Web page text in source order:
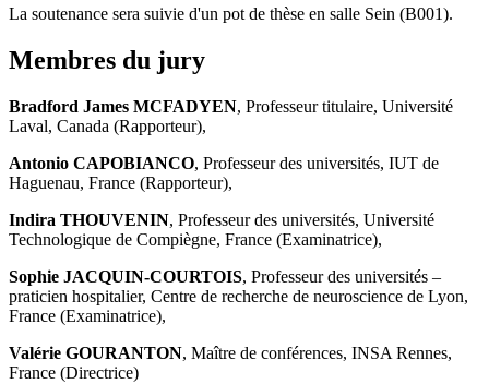
La soutenance sera suivie d'un pot de thèse en salle Sein (B001).
Membres du jury
Bradford James MCFADYEN, Professeur titulaire, Université
Laval, Canada (Rapporteur),
Antonio CAPOBIANCO, Professeur des universités, IUT de
Haguenau, France (Rapporteur),
Indira THOUVENIN, Professeur des universités, Université
Technologique de Compiègne, France (Examinatrice),
Sophie JACQUIN-COURTOIS, Professeur des universités –
praticien hospitalier, Centre de recherche de neuroscience de Lyon,
France (Examinatrice),
Valérie GOURANTON, Maître de conférences, INSA Rennes,
France (Directrice)